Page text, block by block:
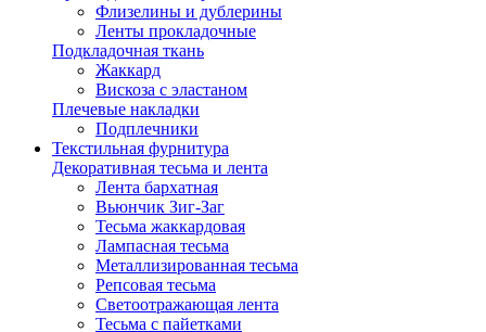
Флизелины и дублерины
Ленты прокладочные
Подкладочная ткань
Жаккард
Вискоза с эластаном
Плечевые накладки
Подплечники
Текстильная фурнитура
Декоративная тесьма и лента
Лента бархатная
Вьюнчик Зиг-Заг
Тесьма жаккардовая
Лампасная тесьма
Металлизированная тесьма
Репсовая тесьма
Светоотражающая лента
Тесьма с пайетками